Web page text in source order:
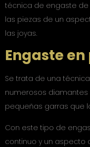
técnica de engaste
las piezas de un
las joyas.
Engaste
Se trata de una
numerosos
pequeñas garras que
Con este tipo de
continuo y un aspecto